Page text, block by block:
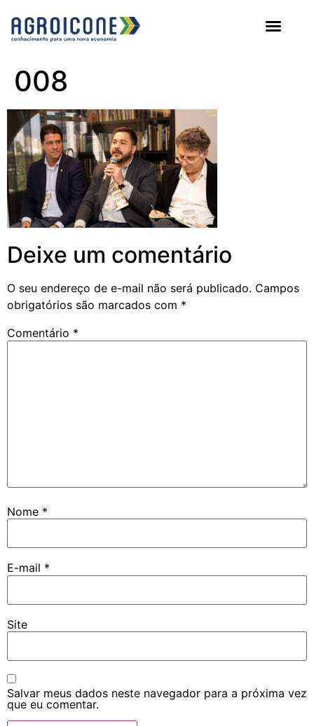
008
Deixe um comentário
O seu endereço de e-mail não será publicado. Campos
obrigatórios são marcados com *
Comentário *
Nome *
E-mail *
Site
Salvar meus dados neste navegador para a próxima vez
que eu comentar.